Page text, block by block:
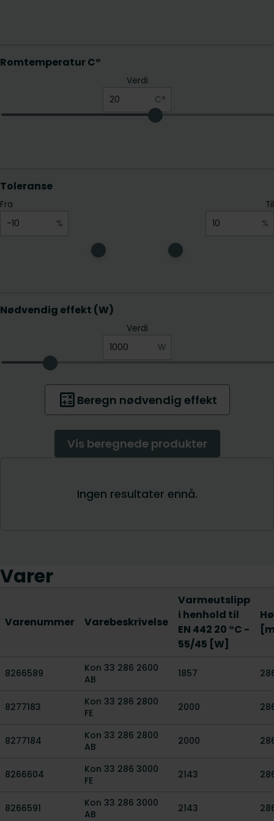
Varer
Varenummer Varebeskrivelse
Varmeutslipp
i henhold til
EN 442 20 °C -
55/45 [W]
8266589
Kon 33 286 2600
AB
1857
8277183
Kon 33 286 2800
FE
2000
8277184
Kon 33 286 2800
AB
2000
8266604
Kon 33 286 3000
FE
2143
8266591
Kon 33 286 3000
AB
2143